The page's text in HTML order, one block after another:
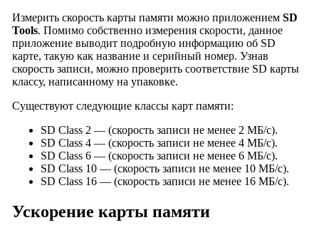
Измерить скорость карты памяти можно приложением SD
Tools. Помимо собственно измерения скорости, данное
приложение выводит подробную информацию об SD
карте, такую как название и серийный номер. Узнав
скорость записи, можно проверить соответствие SD карты
классу, написанному на упаковке.
Существуют следующие классы карт памяти:
SD Class 2 — (скорость записи не менее 2 МБ/с).
SD Class 4 — (скорость записи не менее 4 МБ/с).
SD Class 6 — (скорость записи не менее 6 МБ/с).
SD Class 10 — (скорость записи не менее 10 МБ/с).
SD Class 16 — (скорость записи не менее 16 МБ/с).
Ускорение карты памяти